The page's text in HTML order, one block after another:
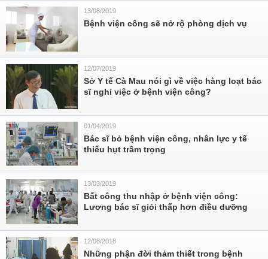
13/08/2019
Bệnh viện công sẽ nở rộ phòng dịch vụ
12/07/2019
Sở Y tế Cà Mau nói gì về việc hàng loạt bác
sĩ nghỉ việc ở bệnh viện công?
01/04/2019
Bác sĩ bỏ bệnh viện công, nhân lực y tế
thiếu hụt trầm trọng
13/03/2019
Bất công thu nhập ở bệnh viện công:
Lương bác sĩ giỏi thấp hơn điều dưỡng
12/08/2018
Những phận đời thảm thiết trong bệnh